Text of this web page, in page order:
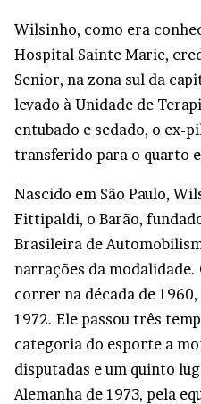
Wilsinho, como era
Hospital Sainte Marie,
Senior, na zona sul da
levado à Unidade de
entubado e sedado, o ex-
transferido para o quarto
Nascido em São Paulo,
Fittipaldi, o Barão,
Brasileira de
narrações da
correr na década de
1972. Ele passou três
categoria do esporte a
disputadas e um quinto
Alemanha de 1973, pela